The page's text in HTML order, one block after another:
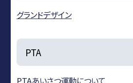
グランドデザイン
PTA
PTAあいさつ運動について